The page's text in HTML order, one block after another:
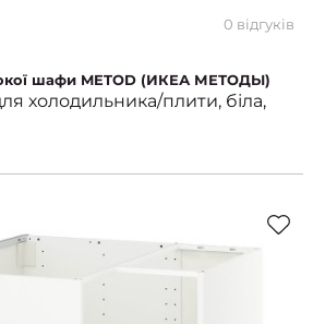
0 відгуків
шафи METOD (ИКЕА МЕТОДЫ)
холодильника/плити, біла,